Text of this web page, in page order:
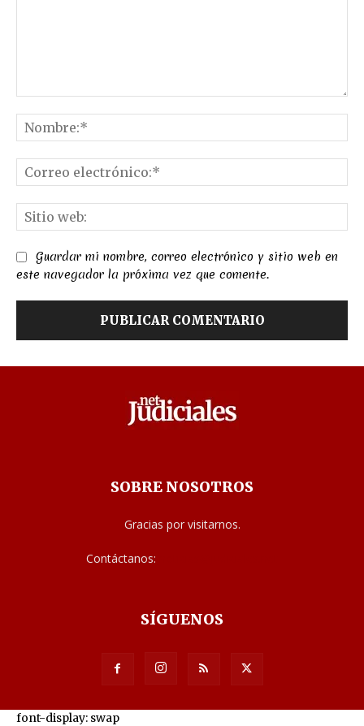
Guardar mi nombre, correo electrónico y sitio web en
este navegador la próxima vez que comente.
SOBRE NOSOTROS
Gracias por visitarnos.
Contáctanos:
SÍGUENOS
font-display: swap